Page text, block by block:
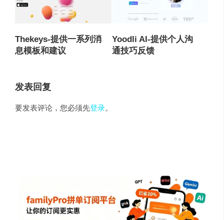
Thekeys-提供一系列消
息模板和建议
Yoodli AI-提供个人沟
通技巧反馈
发表回复
要发表评论，您必须先登录。